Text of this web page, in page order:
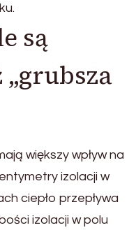
są
większy wpływ na
izolacji w
ciepło przepływa
izolacji w polu